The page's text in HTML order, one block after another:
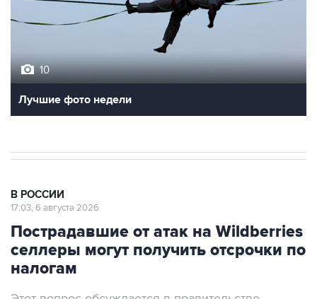
10
Лучшие фото недели
В РОССИИ
17:03, 6 августа 2026
Пострадавшие от атак на Wildberries
селлеры могут получить отсрочки по
налогам